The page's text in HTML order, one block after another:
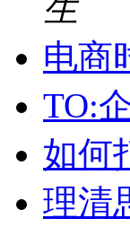
生
电商
TO:
如何
理清